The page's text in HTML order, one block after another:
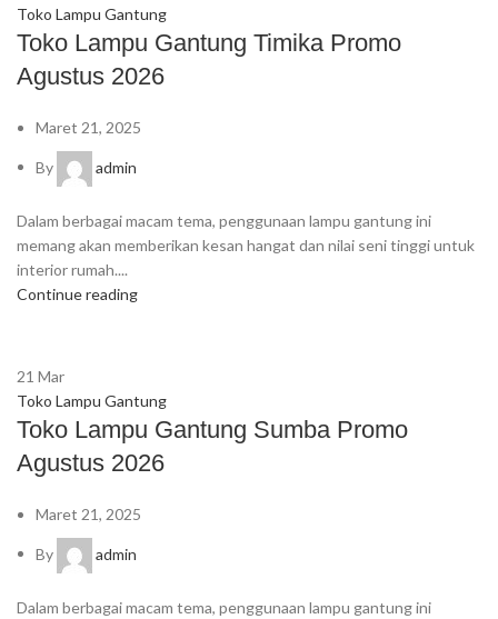
Toko Lampu Gantung
Toko Lampu Gantung Timika Promo
Agustus 2026
Maret 21, 2025
By admin
Dalam berbagai macam tema, penggunaan lampu gantung ini
memang akan memberikan kesan hangat dan nilai seni tinggi untuk
interior rumah....
Continue reading
21 Mar
Toko Lampu Gantung
Toko Lampu Gantung Sumba Promo
Agustus 2026
Maret 21, 2025
By admin
Dalam berbagai macam tema, penggunaan lampu gantung ini